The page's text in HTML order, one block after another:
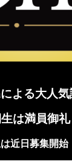
よる大人
は満員御礼
近日募集開始